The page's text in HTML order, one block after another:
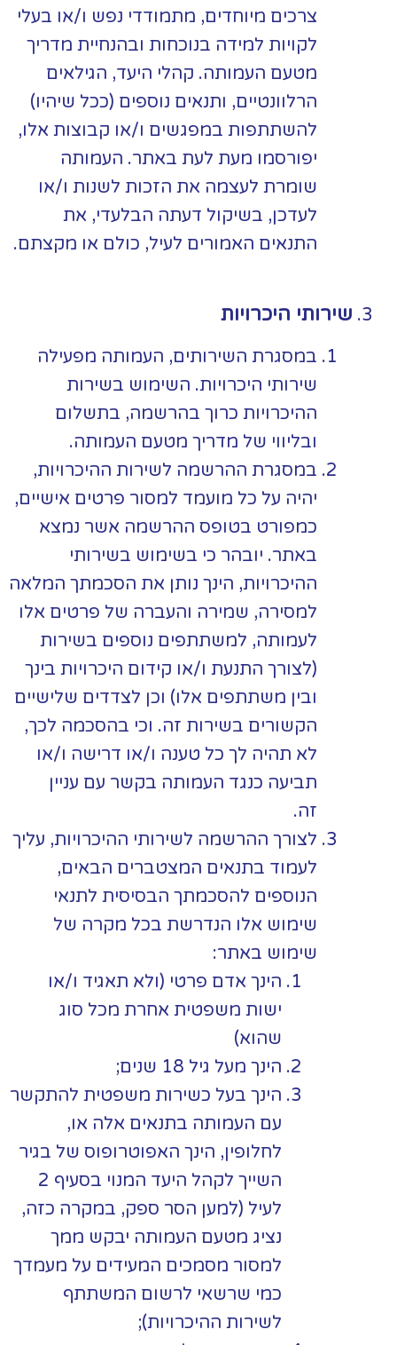
צרכים מיוחדים, מתמודדי נפש ו/או בעלי
לקויות למידה בנוכחות ובהנחיית מדריך
מטעם העמותה. קהלי היעד, הגילאים
הרלוונטיים, ותנאים נוספים (ככל שיהיו)
להשתתפות במפגשים ו/או קבוצות אלו,
יפורסמו מעת לעת באתר. העמותה
שומרת לעצמה את הזכות לשנות ו/או
לעדכן, בשיקול דעתה הבלעדי, את
התנאים האמורים לעיל, כולם או מקצתם.
שירותי היכרויות
במסגרת השירותים, העמותה מפעילה
שירותי היכרויות. השימוש בשירות
ההיכרויות כרוך בהרשמה, בתשלום
ובליווי של מדריך מטעם העמותה.
במסגרת ההרשמה לשירות ההיכרויות,
יהיה על כל מועמד למסור פרטים אישיים,
כמפורט בטופס ההרשמה אשר נמצא
באתר. יובהר כי בשימוש בשירותי
ההיכרויות, הינך נותן את הסכמתך המלאה
למסירה, שמירה והעברה של פרטים אלו
לעמותה, למשתתפים נוספים בשירות
(לצורך התנעת ו/או קידום היכרויות בינך
ובין משתתפים אלו) וכן לצדדים שלישיים
הקשורים בשירות זה. וכי בהסכמה לכך,
לא תהיה לך כל טענה ו/או דרישה ו/או
תביעה כנגד העמותה בקשר עם עניין
זה.
לצורך ההרשמה לשירותי ההיכרויות, עליך
לעמוד בתנאים המצטברים הבאים,
הנוספים להסכמתך הבסיסית לתנאי
שימוש אלו הנדרשת בכל מקרה של
שימוש באתר:
הינך אדם פרטי (ולא תאגיד ו/או
ישות משפטית אחרת מכל סוג
שהוא)
הינך מעל גיל 18 שנים;
הינך בעל כשירות משפטית להתקשר
עם העמותה בתנאים אלה או,
לחלופין, הינך האפוטרופוס של בגיר
השייך לקהל היעד המנוי בסעיף 2
לעיל (למען הסר ספק, במקרה כזה,
נציג מטעם העמותה יבקש ממך
למסור מסמכים המעידים על מעמדך
כמי שרשאי לרשום המשתתף
לשירות ההיכרויות);